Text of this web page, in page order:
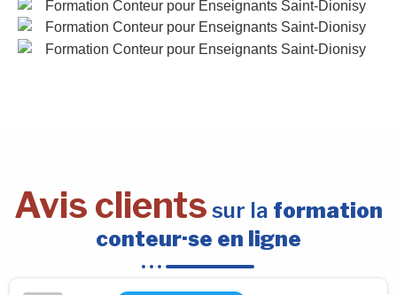
Avis clients sur la formation
conteur·se en ligne